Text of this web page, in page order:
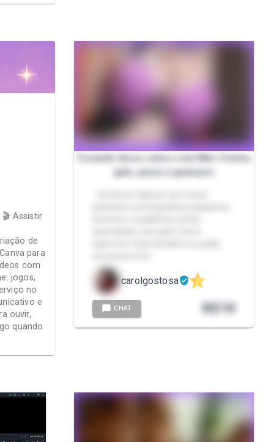
Assistir
de
para
com
jogos,
no
e
ouvir,
quando
Tocando bicos seios com Mel, Creme,
gelo, pinca e grampos
carolgostosa
CHAT R$10